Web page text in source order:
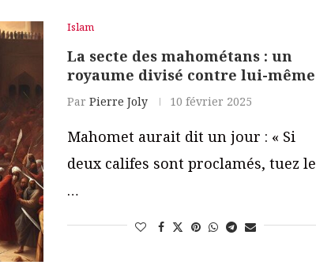
Islam
La secte des mahométans : un
royaume divisé contre lui-même
Par Pierre Joly 10 février 2025
Mahomet aurait dit un jour : « Si
deux califes sont proclamés, tuez le
…